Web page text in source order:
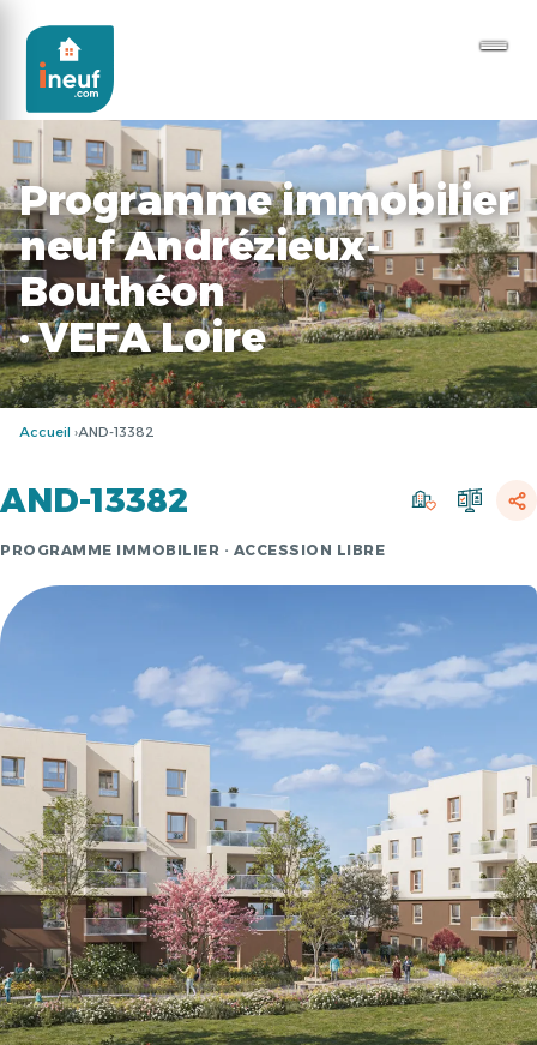
Programme immobilier
neuf Andrézieux-
Bouthéon
· VEFA Loire
Accueil AND-13382
AND-13382
PROGRAMME IMMOBILIER · ACCESSION LIBRE